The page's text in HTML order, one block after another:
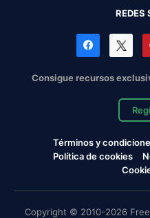
REDES
Consigue recursos
Términos y
Política de cookies
Copyright © 2010-2026